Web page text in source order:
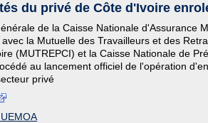
du privé de Côte d'Ivoire
de la Caisse Nationale d'Assurance
la Mutuelle des Travailleurs et des
(MUTREPCI) et la Caisse Nationale de
au lancement officiel de l'opération
privé